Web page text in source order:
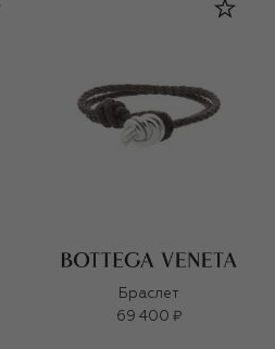
Браслет
69 400 ₽